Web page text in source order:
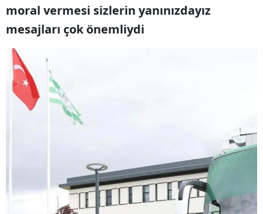
Uşak
Kırıkkale
Batman
moral vermesi sizlerin yanınızdayız
mesajları çok önemliydi